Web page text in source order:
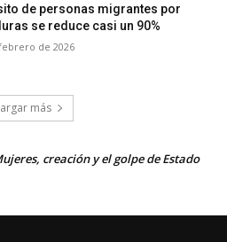
de personas migrantes por
se reduce casi un 90%
de 2026
más
creación y el golpe de Estado